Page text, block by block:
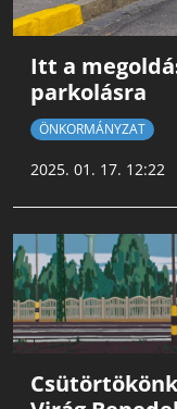
Itt a
parkolásra
ÖNKORMÁNYZAT
2025. 01. 17. 12:22